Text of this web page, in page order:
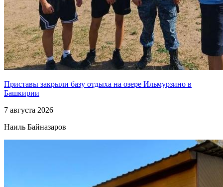
Приставы закрыли базу отдыха на озере Ильмурзино в
Башкирии
7 августа 2026
Наиль Байназаров